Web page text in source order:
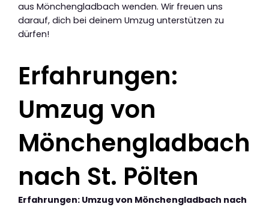
aus Mönchengladbach wenden. Wir freuen uns
darauf, dich bei deinem Umzug unterstützen zu
dürfen!
Erfahrungen:
Umzug von
Mönchengladbach
nach St. Pölten
Erfahrungen: Umzug von Mönchengladbach nach